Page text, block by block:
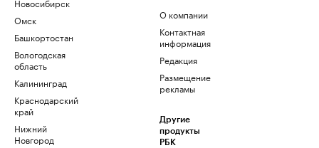
Омск
Башкортостан
Вологодская
область
Калининград
Краснодарский
край
Нижний
Новгород
О компании
Контактная
информация
Редакция
Размещение
рекламы
Другие
продукты
РБК